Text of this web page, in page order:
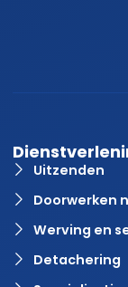
Uitzenden
Doorwerken
Werving en
Detachering